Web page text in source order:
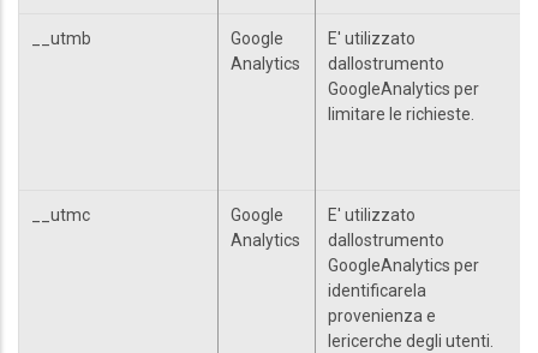
__utmb
Google
Analytics
E' utilizzato
dallostrumento
GoogleAnalytics per
limitare le richieste.
__utmc
Google
Analytics
E' utilizzato
dallostrumento
GoogleAnalytics per
identificarela
provenienza e
lericerche degli utenti.